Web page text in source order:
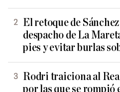
El retoque de
despacho de La
pies y evitar burlas
Rodri traiciona al
por las que se rompió